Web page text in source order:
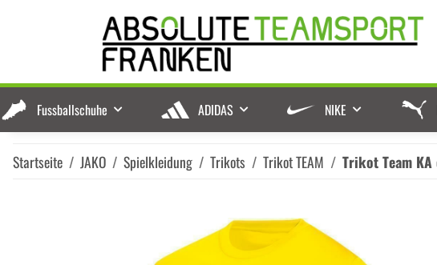
Fussballschuhe ADIDAS NIKE
Startseite JAKO Spielkleidung Trikots Trikot TEAM Trikot Team